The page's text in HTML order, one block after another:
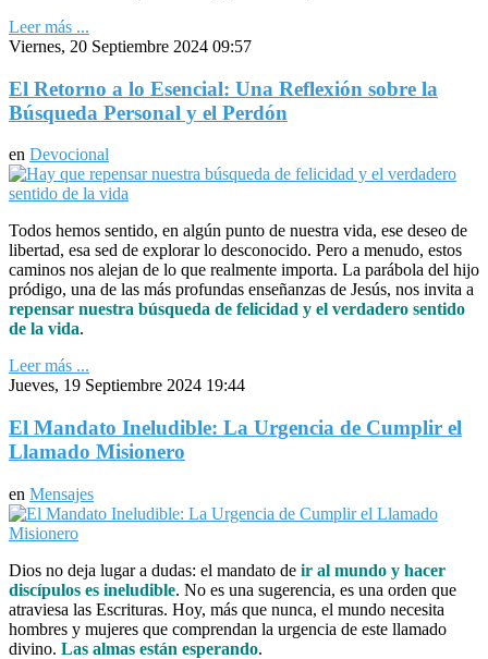
Leer más ...
Viernes, 20 Septiembre 2024 09:57
El Retorno a lo Esencial: Una Reflexión sobre la
Búsqueda Personal y el Perdón
en Devocional
Todos hemos sentido, en algún punto de nuestra vida, ese deseo de
libertad, esa sed de explorar lo desconocido. Pero a menudo, estos
caminos nos alejan de lo que realmente importa. La parábola del hijo
pródigo, una de las más profundas enseñanzas de Jesús, nos invita a
repensar nuestra búsqueda de felicidad y el verdadero sentido
de la vida.
Leer más ...
Jueves, 19 Septiembre 2024 19:44
El Mandato Ineludible: La Urgencia de Cumplir el
Llamado Misionero
en Mensajes
Dios no deja lugar a dudas: el mandato de ir al mundo y hacer
discípulos es ineludible. No es una sugerencia, es una orden que
atraviesa las Escrituras. Hoy, más que nunca, el mundo necesita
hombres y mujeres que comprendan la urgencia de este llamado
divino. Las almas están esperando.